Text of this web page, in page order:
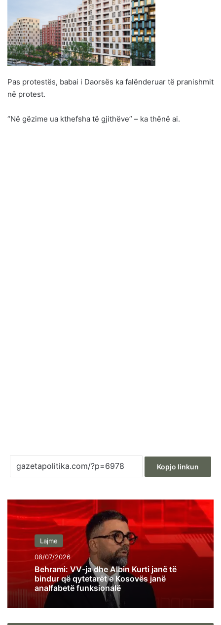
Pas protestës, babai i Daorsës ka falënderuar të pranishmit
në protest.
“Në gëzime ua kthefsha të gjithëve” – ka thënë ai.
Kopjo linkun
Lajme
08/07/2026
Behrami: VV-ja dhe Albin Kurti janë të
bindur që qytetarët e Kosovës janë
analfabetë funksionalë